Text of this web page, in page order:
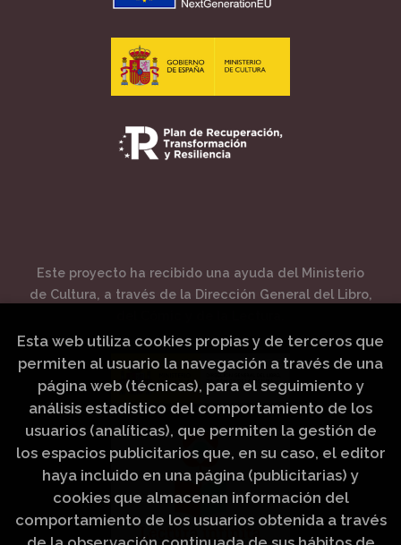
Este proyecto ha recibido una ayuda del Ministerio
de Cultura, a través de la Dirección General del Libro,
Esta web utiliza cookies propias y de terceros que
permiten al usuario la navegación a través de una
página web (técnicas), para el seguimiento y
análisis estadístico del comportamiento de los
usuarios (analíticas), que permiten la gestión de
los espacios publicitarios que, en su caso, el editor
haya incluido en una página (publicitarias) y
cookies que almacenan información del
comportamiento de los usuarios obtenida a través